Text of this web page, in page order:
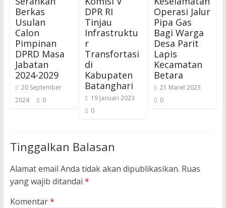
Berkas
Usulan
Calon
Pimpinan
DPRD Masa
Jabatan
2024-2029
20 September
2024
0
DPR RI
Tinjau
Infrastruktu
r
Transfortasi
di
Kabupaten
Batanghari
19 Januari 2023
0
Operasi Jalur
Pipa Gas
Bagi Warga
Desa Parit
Lapis
Kecamatan
Betara
21 Maret 2023
0
Tinggalkan Balasan
Alamat email Anda tidak akan dipublikasikan. Ruas
yang wajib ditandai *
Komentar*